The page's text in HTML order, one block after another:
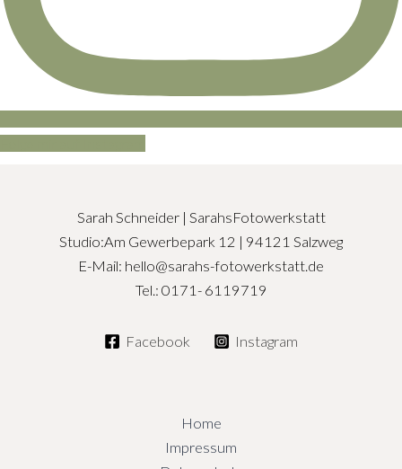
Sarah Schneider | SarahsFotowerkstatt
Studio:Am Gewerbepark 12 | 94121 Salzweg
E-Mail: hello@sarahs-fotowerkstatt.de
Tel.: 0171- 6119719
Facebook Instagram
Home
Impressum